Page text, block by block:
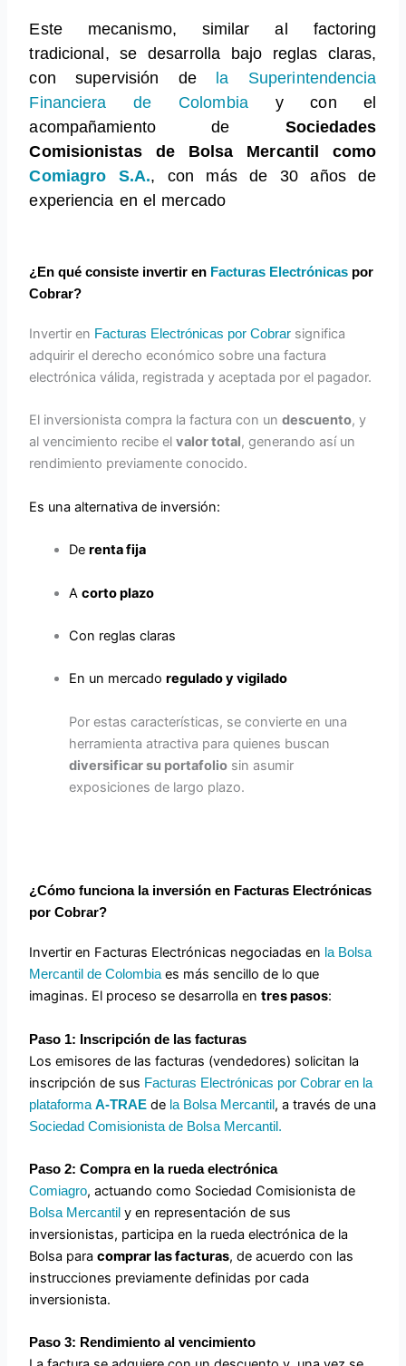
Este mecanismo, similar al factoring
tradicional, se desarrolla bajo reglas claras,
con supervisión dela Superintendencia
Financiera de Colombiay con el
acompañamiento de Sociedades
Comisionistas de Bolsa Mercantil como
Comiagro S.A., con más de 30 años de
experiencia en el mercado
¿En qué consiste invertir en Facturas Electrónicas por
Cobrar?
Invertir en Facturas Electrónicas por Cobrar significa
adquirir el derecho económico sobre una factura
electrónica válida, registrada y aceptada por el pagador.
El inversionista compra la factura con undescuento, y
al vencimiento recibe elvalor total, generando así un
rendimiento previamente conocido.
Es una alternativa de inversión:
Derenta fija
Acorto plazo
Con reglas claras
En un mercadoregulado y vigilado
Por estas características, se convierte en una
herramienta atractiva para quienes buscan
diversificar su portafolio sin asumir
exposiciones de largo plazo.
¿Cómo funciona la inversión en Facturas Electrónicas
por Cobrar?
Invertir en Facturas Electrónicas negociadas en la Bolsa
Mercantil de Colombiaes más sencillo de lo que
imaginas. El proceso se desarrolla entres pasos:
Paso 1: Inscripción de las facturas
Los emisores de las facturas (vendedores) solicitan la
inscripción de sus Facturas Electrónicas por Cobrar en la
plataformaA-TRAE de la Bolsa Mercantil, a través de una
Sociedad Comisionista de Bolsa Mercantil.
Paso 2: Compra en la rueda electrónica
Comiagro, actuando como Sociedad Comisionista de
Bolsa Mercantil y en representación de sus
inversionistas, participa en la rueda electrónica de la
Bolsa paracomprar las facturas, de acuerdo con las
instrucciones previamente definidas por cada
inversionista.
Paso 3: Rendimiento al vencimiento